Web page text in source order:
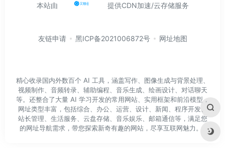
本站由 提供CDN加速/云存储服务
友链申请 黑ICP备2021006872号 网址地图
精心收录国内外数百个 AI 工具，涵盖写作、图像生成与背景处理、
视频制作、音频转录、辅助编程、音乐生成、绘画设计、对话聊天
等。还整合了大量 AI 学习开发的常用网站、实用框架和前沿模型，
网址类型丰富，包括综合、办公、运营、设计、新闻、程序开发、
站长管理、生活服务、云盘存储、音乐娱乐、邮箱通信等，满足您
的网址导航需求，带您探索新奇有趣的网站，尽享互联网魅力。